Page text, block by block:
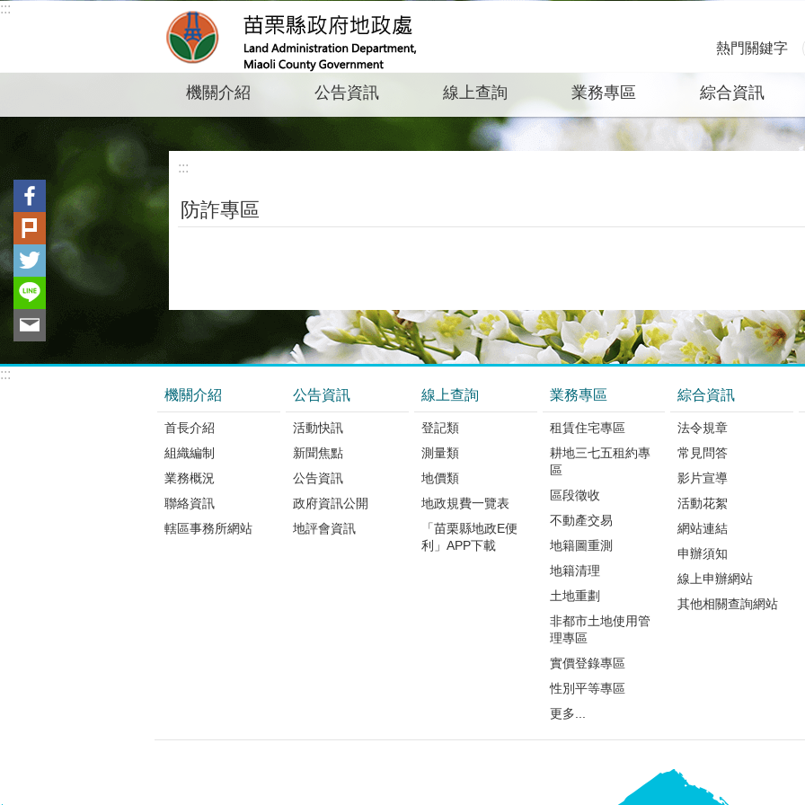
跳到主要內容區塊
:::
熱門關鍵字
機關介紹 公告資訊 線上查詢 業務專區 綜合資訊
:::
防詐專區
:::
機關介紹
首長介紹
組織編制
業務概況
聯絡資訊
轄區事務所網站
公告資訊
活動快訊
新聞焦點
公告資訊
政府資訊公開
地評會資訊
線上查詢
登記類
測量類
地價類
地政規費一覽表
「苗栗縣地政E便
利」APP下載
業務專區
租賃住宅專區
耕地三七五租約專
區
區段徵收
不動產交易
地籍圖重測
地籍清理
土地重劃
非都市土地使用管
理專區
實價登錄專區
性別平等專區
更多...
綜合資訊
法令規章
常見問答
影片宣導
活動花絮
網站連結
申辦須知
線上申辦網站
其他相關查詢網站